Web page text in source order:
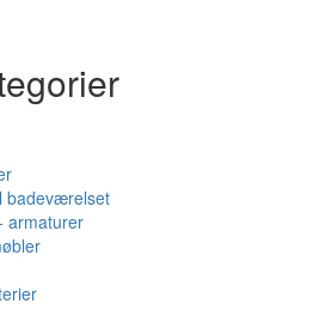
badeværelset
armaturer